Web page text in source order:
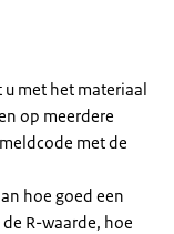
met het materiaal
op meerdere
met de
hoe goed een
R-waarde, hoe